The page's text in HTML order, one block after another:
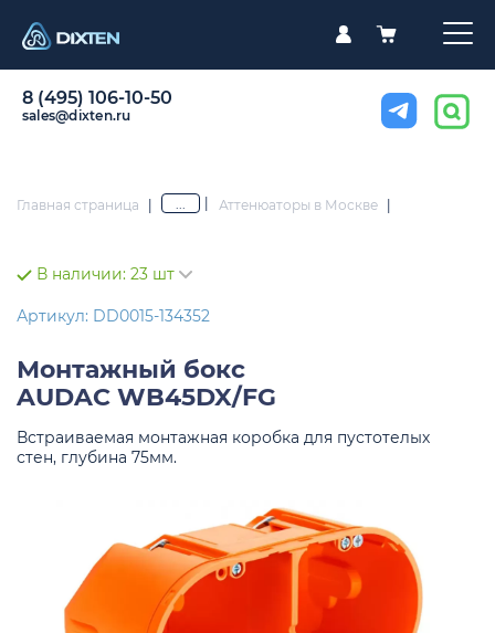
8 (495) 106-10-50
sales@dixten.ru
Главная страница | ... Аттенюаторы в Москве |
В наличии: 23 шт
Артикул: DD0015-134352
Монтажный бокс
AUDAC WB45DX/FG
Встраиваемая монтажная коробка для пустотелых
стен, глубина 75мм.